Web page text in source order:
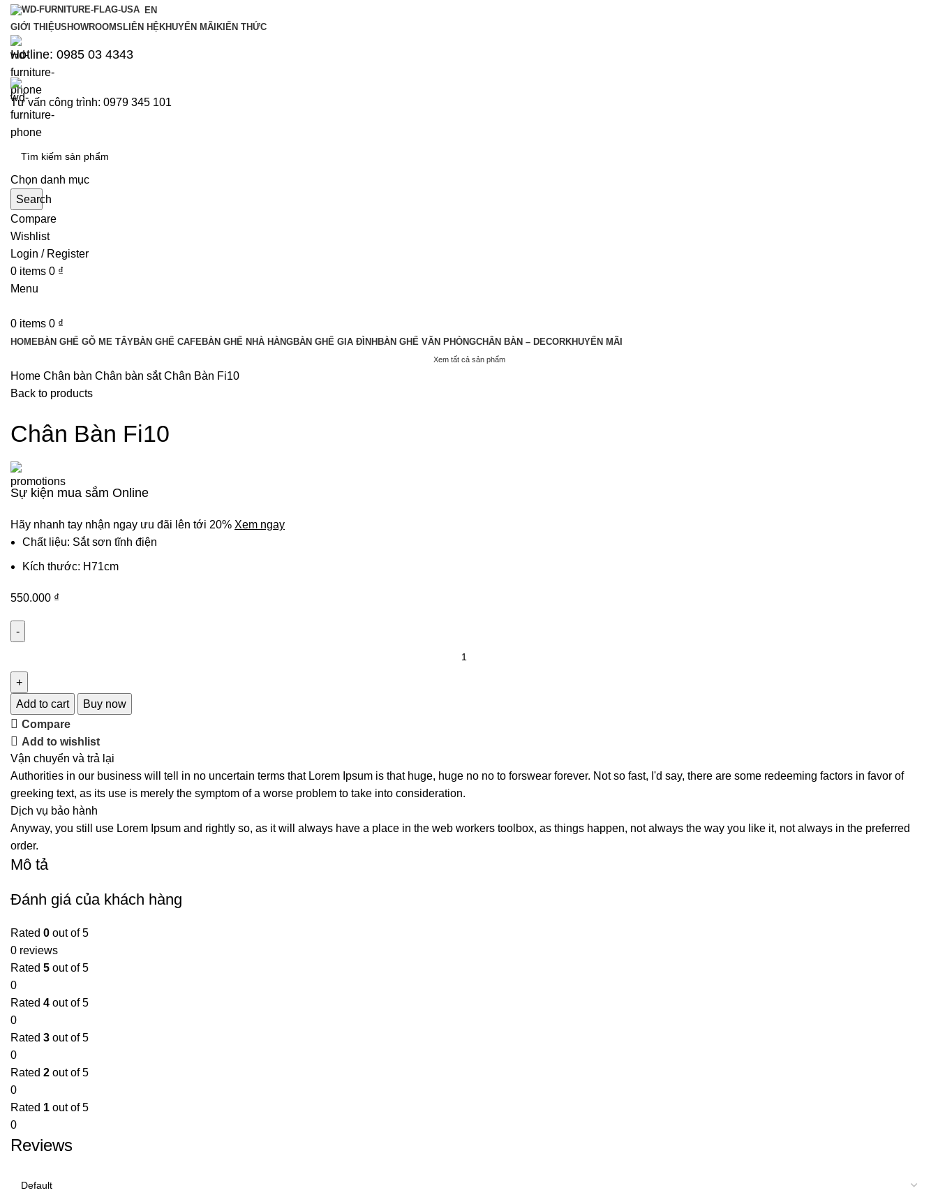
EN
GIỚI THIỆUSHOWROOMS LIÊN HỆKHUYẾN MÃI KIẾN THỨC
Hotline: 0985 03 4343
Tư vấn công trình: 0979 345 101
Chọn danh mục
Search
Compare
Wishlist
Login / Register
0 items 0 ₫
Menu
0 items 0 ₫
HOMEBÀN GHẾ GỖ ME TÂYBÀN GHẾ CAFEBÀN GHẾ NHÀ HÀNGBÀN GHẾ GIA ĐÌNH BÀN GHẾ VĂN PHÒNGCHÂN BÀN – DECORKHUYẾN MÃI
Xem tất cả sản phẩm
Home Chân bàn Chân bàn sắtChân Bàn Fi10
Back to products
Chân Bàn Fi10
Sự kiện mua sắm Online
Hãy nhanh tay nhận ngay ưu đãi lên tới 20% Xem ngay
Chất liệu: Sắt sơn tĩnh điện
Kích thước: H71cm
550.000 ₫
Add to cart
Buy now
Compare
Add to wishlist
Vận chuyển và trả lại
Authorities in our business will tell in no uncertain terms that Lorem Ipsum is that huge, huge no no to forswear forever. Not so fast, I'd say, there are some redeeming factors in favor of
greeking text, as its use is merely the symptom of a worse problem to take into consideration.
Dịch vụ bảo hành
Anyway, you still use Lorem Ipsum and rightly so, as it will always have a place in the web workers toolbox, as things happen, not always the way you like it, not always in the preferred
order.
Mô tả
Đánh giá của khách hàng
Rated 0 out of 5
0 reviews
Rated 5 out of 5
0
Rated 4 out of 5
0
Rated 3 out of 5
0
Rated 2 out of 5
0
Rated 1 out of 5
0
Reviews